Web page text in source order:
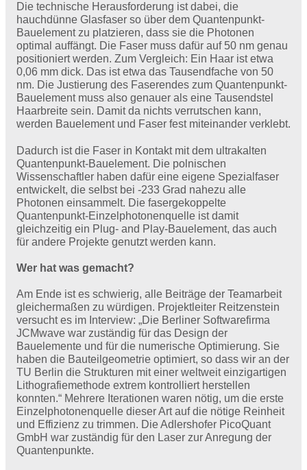
Die technische Herausforderung ist dabei, die
hauchdünne Glasfaser so über dem Quantenpunkt-
Bauelement zu platzieren, dass sie die Photonen
optimal auffängt. Die Faser muss dafür auf 50 nm genau
positioniert werden. Zum Vergleich: Ein Haar ist etwa
0,06 mm dick. Das ist etwa das Tausendfache von 50
nm. Die Justierung des Faserendes zum Quantenpunkt-
Bauelement muss also genauer als eine Tausendstel
Haarbreite sein. Damit da nichts verrutschen kann,
werden Bauelement und Faser fest miteinander verklebt.
Dadurch ist die Faser in Kontakt mit dem ultrakalten
Quantenpunkt-Bauelement. Die polnischen
Wissenschaftler haben dafür eine eigene Spezialfaser
entwickelt, die selbst bei -233 Grad nahezu alle
Photonen einsammelt. Die fasergekoppelte
Quantenpunkt-Einzelphotonenquelle ist damit
gleichzeitig ein Plug- and Play-Bauelement, das auch
für andere Projekte genutzt werden kann.
Wer hat was gemacht?
Am Ende ist es schwierig, alle Beiträge der Teamarbeit
gleichermaßen zu würdigen. Projektleiter Reitzenstein
versucht es im Interview: „Die Berliner Softwarefirma
JCMwave war zuständig für das Design der
Bauelemente und für die numerische Optimierung. Sie
haben die Bauteilgeometrie optimiert, so dass wir an der
TU Berlin die Strukturen mit einer weltweit einzigartigen
Lithografiemethode extrem kontrolliert herstellen
konnten.“ Mehrere Iterationen waren nötig, um die erste
Einzelphotonenquelle dieser Art auf die nötige Reinheit
und Effizienz zu trimmen. Die Adlershofer PicoQuant
GmbH war zuständig für den Laser zur Anregung der
Quantenpunkte.